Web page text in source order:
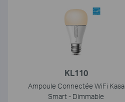
KL110
Ampoule Connectée WiFi Kasa
Smart - Dimmable